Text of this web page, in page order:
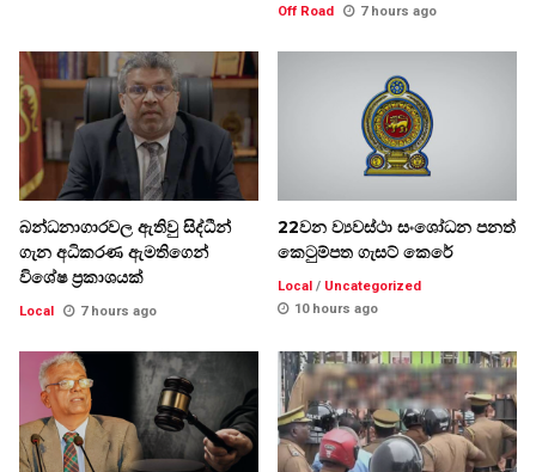
Off Road 7 hours ago
බන්ධනාගාරවල ඇතිවු සිද්ධීන්
ගැන අධිකරණ ඇමතිගෙන්
විශේෂ ප්‍රකාශයක්
Local 7 hours ago
22වන ව්‍යවස්ථා සංශෝධන පනත්
කෙටුම්පත ගැසට් කෙරේ
Local / Uncategorized
10 hours ago